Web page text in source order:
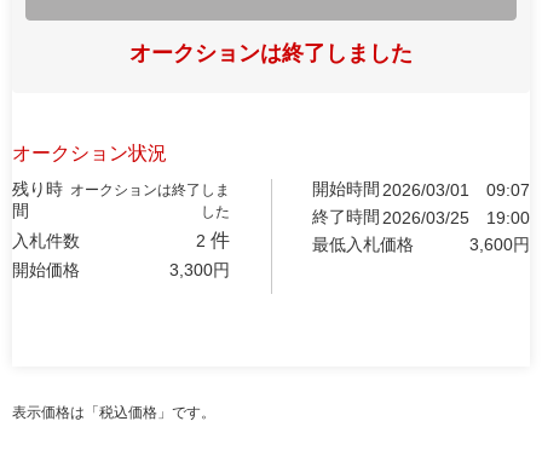
オークションは終了しました
オークション状況
残り時
間
オークションは終了しま
した
入札件数 2 件
開始価格 3,300円
開始時間 2026/03/01
09:07
終了時間 2026/03/25
19:00
最低入札価格
3,600円
表示価格は「税込価格」です。